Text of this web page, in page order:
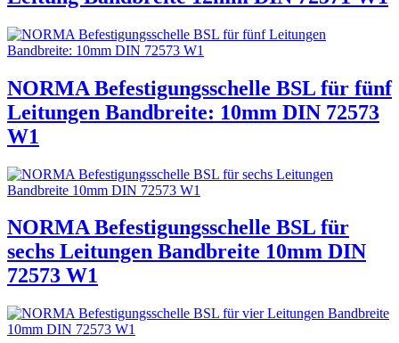
NORMA Befestigungsschelle BSL für fünf
Leitungen Bandbreite: 10mm DIN 72573
W1
NORMA Befestigungsschelle BSL für
sechs Leitungen Bandbreite 10mm DIN
72573 W1